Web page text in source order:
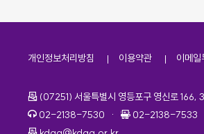
개인정보처리방침 이용약관 이메
주소
(07251) 서울특별시 영등포구 영신로 166,
전화번호
02-2138-7530 · 팩스번호
02-2138-7533